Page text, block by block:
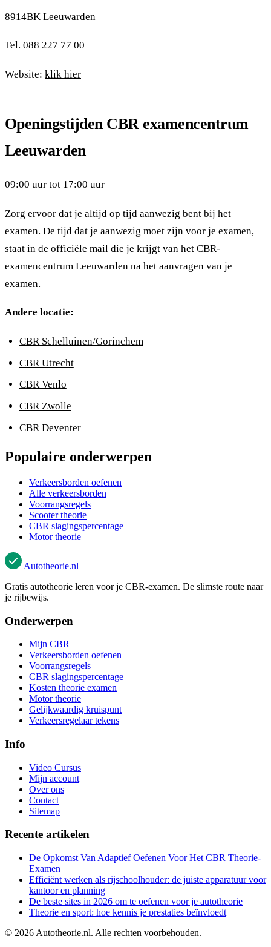
8914BK Leeuwarden
Tel. 088 227 77 00
Website: klik hier
Openingstijden CBR examencentrum
Leeuwarden
09:00 uur tot 17:00 uur
Zorg ervoor dat je altijd op tijd aanwezig bent bij het
examen. De tijd dat je aanwezig moet zijn voor je examen,
staat in de officiële mail die je krijgt van het CBR-
examencentrum Leeuwarden na het aanvragen van je
examen.
Andere locatie:
CBR Schelluinen/Gorinchem
CBR Utrecht
CBR Venlo
CBR Zwolle
CBR Deventer
Populaire onderwerpen
Verkeersborden oefenen
Alle verkeersborden
Voorrangsregels
Scooter theorie
CBR slagingspercentage
Motor theorie
Autotheorie.nl
Gratis autotheorie leren voor je CBR-examen. De slimste route naar
je rijbewijs.
Onderwerpen
Mijn CBR
Verkeersborden oefenen
Voorrangsregels
CBR slagingspercentage
Kosten theorie examen
Motor theorie
Gelijkwaardig kruispunt
Verkeersregelaar tekens
Info
Video Cursus
Mijn account
Over ons
Contact
Sitemap
Recente artikelen
De Opkomst Van Adaptief Oefenen Voor Het CBR Theorie-
Examen
Efficiënt werken als rijschoolhouder: de juiste apparatuur voor
kantoor en planning
De beste sites in 2026 om te oefenen voor je autotheorie
Theorie en sport: hoe kennis je prestaties beïnvloedt
© 2026 Autotheorie.nl. Alle rechten voorbehouden.